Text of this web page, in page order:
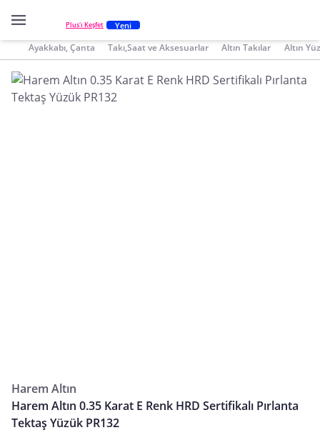
Plus'ı Keşfet Yeni
Ayakkabı, Çanta Takı,Saat ve Aksesuarlar Altın Takılar Altın
Harem Altın
Harem Altın 0.35 Karat E Renk HRD Sertifikalı Pırlanta
Tektaş Yüzük PR132